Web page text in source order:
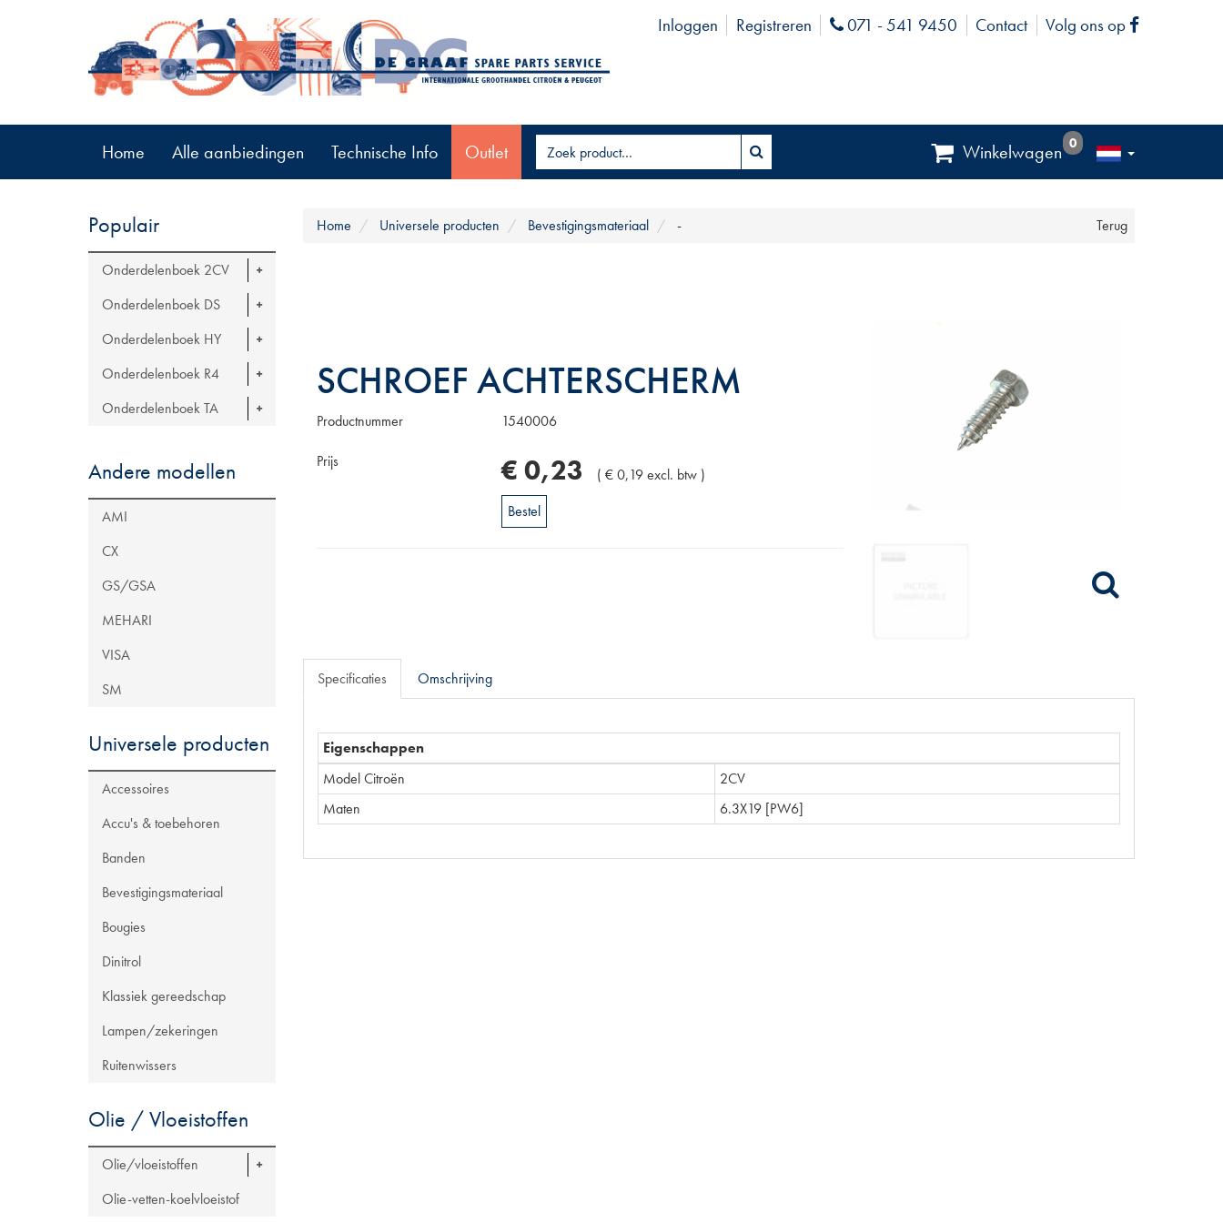
Inloggen Registreren Phone
071 - 541 9450 Contact Volg ons op Facebook
Home Alle aanbiedingen Technische Info Outlet Winkelwagen 0
Populair
Onderdelenboek 2CV
Onderdelenboek DS
Onderdelenboek HY
Onderdelenboek R4
Onderdelenboek TA
Andere modellen
AMI
CX
GS/GSA
MEHARI
VISA
SM
Universele producten
Accessoires
Accu's & toebehoren
Banden
Bevestigingsmateriaal
Bougies
Dinitrol
Klassiek gereedschap
Lampen/zekeringen
Ruitenwissers
Olie / Vloeistoffen
Olie/vloeistoffen
Olie-vetten-koelvloeistof
Terug
Home Universele producten Bevestigingsmateriaal -
SCHROEF ACHTERSCHERM
Productnummer 1540006
Prijs € 0,23 (€0,19excl. btw )
Bestel
Specificaties Omschrijving
Eigenschappen
Model Citroën
2CV
Maten
6.3X19 [PW6]